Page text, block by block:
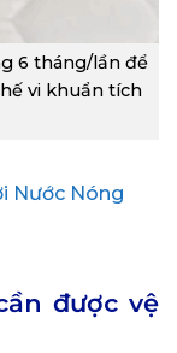
6 tháng/lần để
vi khuẩn tích
Nước Nóng
được vệ